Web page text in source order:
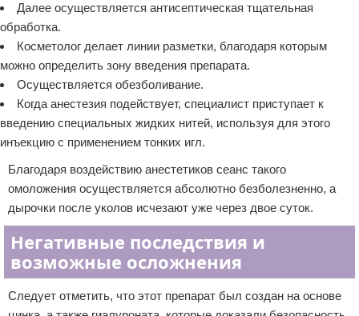
Далее осуществляется антисептическая тщательная
обработка.
Косметолог делает линии разметки, благодаря которым
можно определить зону введения препарата.
Осуществляется обезболивание.
Когда анестезия подействует, специалист приступает к
введению специальных жидких нитей, используя для этого
инъекцию с применением тонких игл.
Благодаря воздействию анестетиков сеанс такого
омоложения осуществляется абсолютно безболезненно, а
дырочки после уколов исчезают уже через двое суток.
Негативные последствия и
возможные осложнения
Следует отметить, что этот препарат был создан на основе